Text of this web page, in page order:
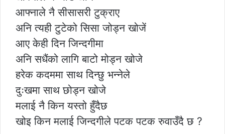
आफ्नाले नै सीसासरी टुक्राए
अनि त्यही टुटेको सिसा जोड्न खोजें
आए केही दिन जिन्दगीमा
अनि सधैंको लागि बाटो मोड्न खोजे
हरेक कदममा साथ दिन्छु भन्नेले
दुःखमा साथ छोड्न खोजे
मलाई नै किन यस्तो हुँदैछ
खोइ किन मलाई जिन्दगीले पटक पटक रुवाउँदै छ ?